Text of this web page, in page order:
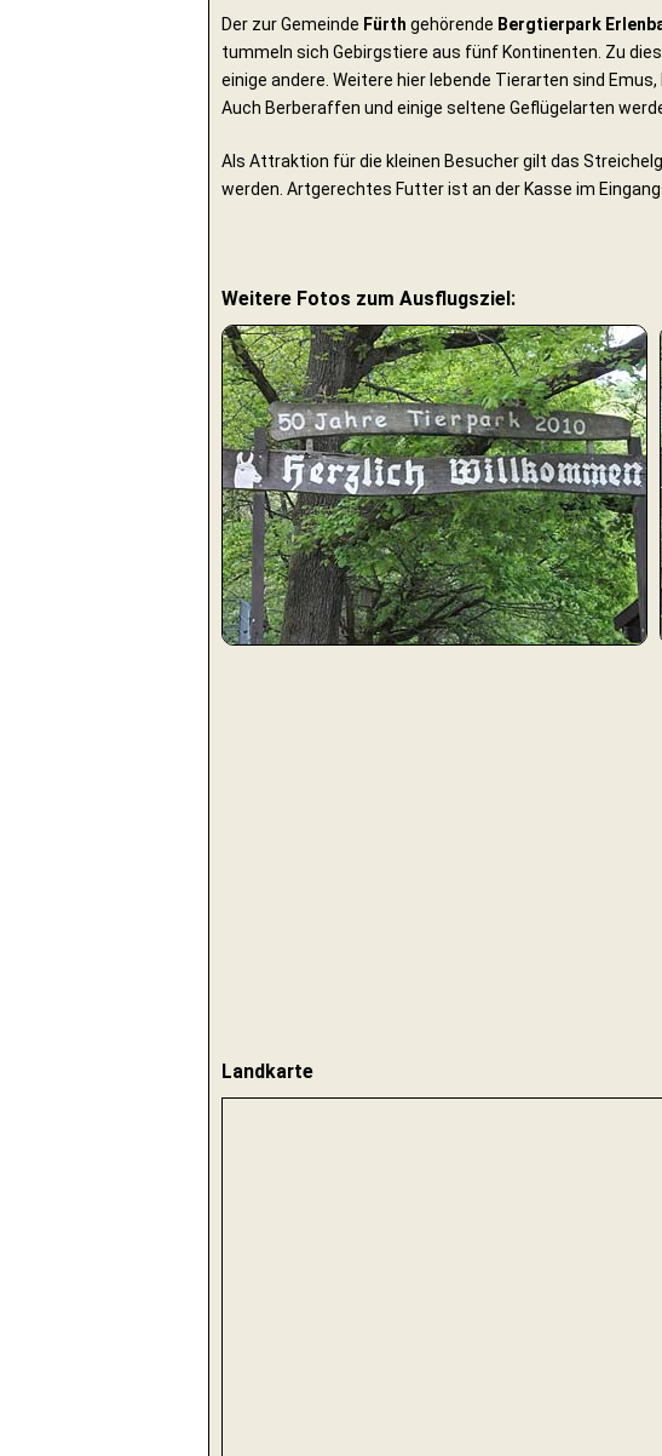
Der zur Gemeinde Fürth gehörende Bergtierpark
tummeln sich Gebirgstiere aus fünf Kontinenten. Zu
einige andere. Weitere hier lebende Tierarten sind
Auch Berberaffen und einige seltene Geflügelarten
Als Attraktion für die kleinen Besucher gilt das
werden. Artgerechtes Futter ist an der Kasse im
Weitere Fotos zum Ausflugsziel:
Landkarte